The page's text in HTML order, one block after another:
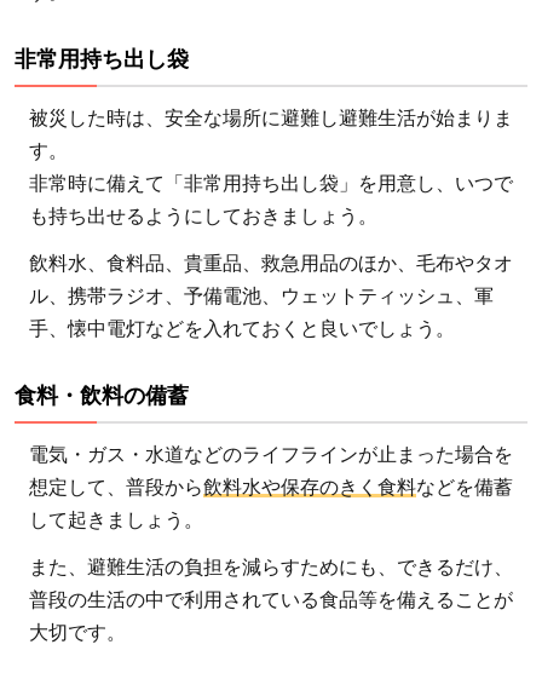
非常用持ち出し袋
被災した時は、安全な場所に避難し避難生活が始まりま
す。
非常時に備えて「非常用持ち出し袋」を用意し、いつで
も持ち出せるようにしておきましょう。
飲料水、食料品、貴重品、救急用品のほか、毛布やタオ
ル、携帯ラジオ、予備電池、ウェットティッシュ、軍
手、懐中電灯などを入れておくと良いでしょう。
食料・飲料の備蓄
電気・ガス・水道などのライフラインが止まった場合を
想定して、普段から飲料水や保存のきく食料などを備蓄
して起きましょう。
また、避難生活の負担を減らすためにも、できるだけ、
普段の生活の中で利用されている食品等を備えることが
大切です。